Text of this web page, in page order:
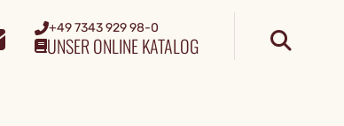
+49 7343 929 98-0
UNSER ONLINE KATALOG